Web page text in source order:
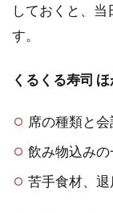
しておくと、
す。
くるくる寿司
席の種類と会
飲み物込みの
苦手食材、退